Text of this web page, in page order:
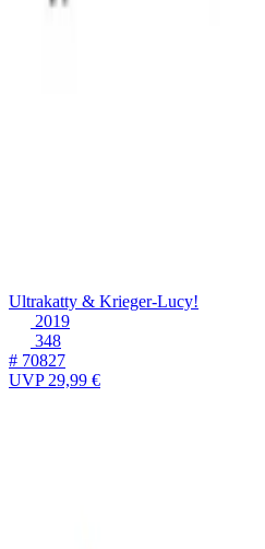
Ultrakatty & Krieger-Lucy!
2019
348
# 70827
UVP29,99 €